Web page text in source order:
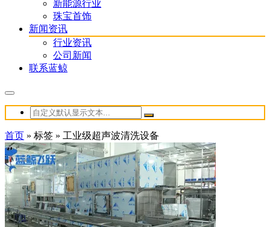
新能源行业
珠宝首饰
新闻资讯
行业资讯
公司新闻
联系蓝鲸
首页 » 标签 » 工业级超声波清洗设备